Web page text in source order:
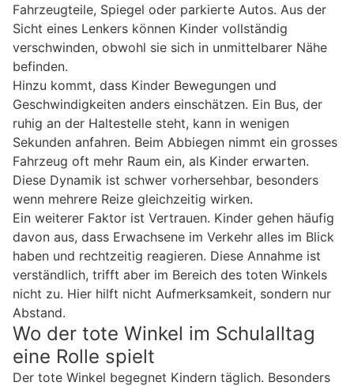
Fahrzeugteile, Spiegel oder parkierte Autos. Aus der
Sicht eines Lenkers können Kinder vollständig
verschwinden, obwohl sie sich in unmittelbarer Nähe
befinden.
Hinzu kommt, dass Kinder Bewegungen und
Geschwindigkeiten anders einschätzen. Ein Bus, der
ruhig an der Haltestelle steht, kann in wenigen
Sekunden anfahren. Beim Abbiegen nimmt ein grosses
Fahrzeug oft mehr Raum ein, als Kinder erwarten.
Diese Dynamik ist schwer vorhersehbar, besonders
wenn mehrere Reize gleichzeitig wirken.
Ein weiterer Faktor ist Vertrauen. Kinder gehen häufig
davon aus, dass Erwachsene im Verkehr alles im Blick
haben und rechtzeitig reagieren. Diese Annahme ist
verständlich, trifft aber im Bereich des toten Winkels
nicht zu. Hier hilft nicht Aufmerksamkeit, sondern nur
Abstand.
Wo der tote Winkel im Schulalltag
eine Rolle spielt
Der tote Winkel begegnet Kindern täglich. Besonders